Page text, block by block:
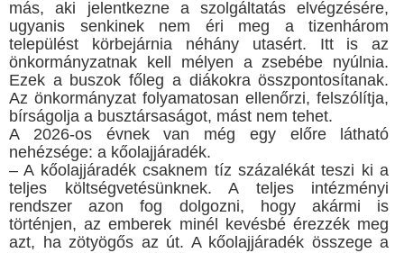
más, aki jelentkezne a szolgáltatás elvégzésére,
ugyanis senkinek nem éri meg a tizenhárom
települést körbejárnia néhány utasért. Itt is az
önkormányzatnak kell mélyen a zsebébe nyúlnia.
Ezek a buszok főleg a diákokra összpontosítanak.
Az önkormányzat folyamatosan ellenőrzi, felszólítja,
bírságolja a busztársaságot, mást nem tehet.
A 2026-os évnek van még egy előre látható
nehézsége: a kőolajjáradék.
– A kőolajjáradék csaknem tíz százalékát teszi ki a
teljes költségvetésünknek. A teljes intézményi
rendszer azon fog dolgozni, hogy akármi is
történjen, az emberek minél kevésbé érezzék meg
azt, ha zötyögős az út. A kőolajjáradék összege a